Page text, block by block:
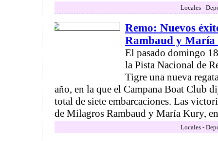
Locales -
Remo: Nuevos
Rambaud y
El pasado domingo
la Pista Nacional de
Tigre una nueva
año, en la que el Campana Boat Club
total de siete embarcaciones. Las
de Milagros Rambaud y María Kury,
Locales -